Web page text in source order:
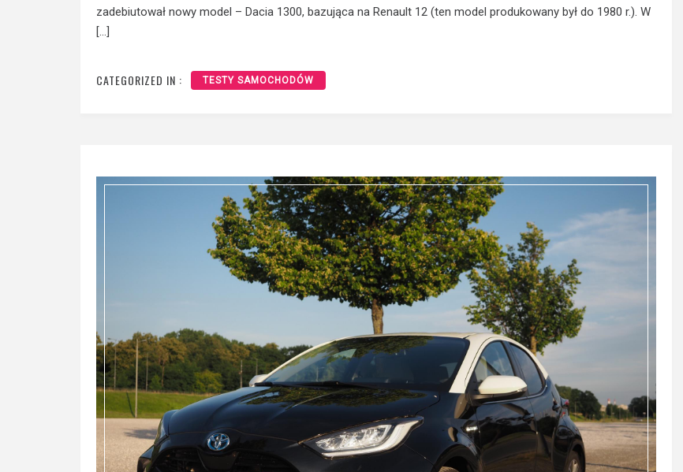
zadebiutował nowy model – Dacia 1300, bazująca na Renault 12 (ten model produkowany był do 1980 r.). W
[…]
CATEGORIZED IN : TESTY SAMOCHODÓW